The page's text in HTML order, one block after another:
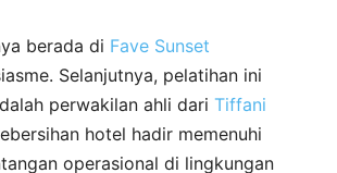
berada di Fave Sunset
Selanjutnya, pelatihan ini
perwakilan ahli dari Tiffani
hotel hadir memenuhi
operasional di lingkungan